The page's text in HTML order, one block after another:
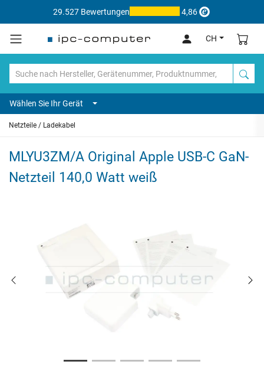
29.527 Bewertungen 4,86
CH
Wählen Sie Ihr Gerät
Netzteile / Ladekabel
MLYU3ZM/A Original Apple USB-C GaN-
Netzteil 140,0 Watt weiß